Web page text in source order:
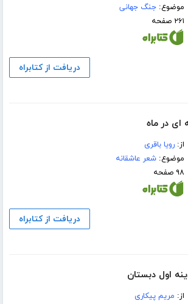
موضوع:جنگ جهانی
۲۶۱ صفحه
دریافت از کتابراه
ای در ماه
از:رویا باقری
موضوع:شعر عاشقانه
۹۸ صفحه
دریافت از کتابراه
اول دبستان
از: مریم پیکاری